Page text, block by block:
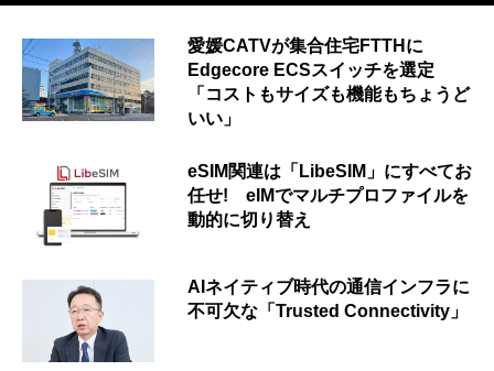
愛媛CATVが集合住宅FTTHに
Edgecore ECSスイッチを選定
「コストもサイズも機能もちょうど
いい」
eSIM関連は「LibeSIM」にすべてお
任せ! eIMでマルチプロファイルを
動的に切り替え
AIネイティブ時代の通信インフラに
不可欠な「Trusted Connectivity」